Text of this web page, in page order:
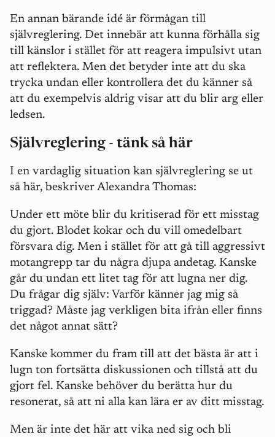
En annan bärande idé är förmågan till
självreglering. Det innebär att kunna förhålla sig
till känslor i stället för att reagera impulsivt utan
att reflektera. Men det betyder inte att du ska
trycka undan eller kontrollera det du känner så
att du exempelvis aldrig visar att du blir arg eller
ledsen.
Självreglering - tänk så här
I en vardaglig situation kan självreglering se ut
så här, beskriver Alexandra Thomas:
Under ett möte blir du kritiserad för ett misstag
du gjort. Blodet kokar och du vill omedelbart
försvara dig. Men i stället för att gå till aggressivt
motangrepp tar du några djupa andetag. Kanske
går du undan ett litet tag för att lugna ner dig.
Du frågar dig själv: Varför känner jag mig så
triggad? Måste jag verkligen bita ifrån eller finns
det något annat sätt?
Kanske kommer du fram till att det bästa är att i
lugn ton fortsätta diskussionen och tillstå att du
gjort fel. Kanske behöver du berätta hur du
resonerat, så att ni alla kan lära er av ditt misstag.
Men är inte det här att vika ned sig och bli